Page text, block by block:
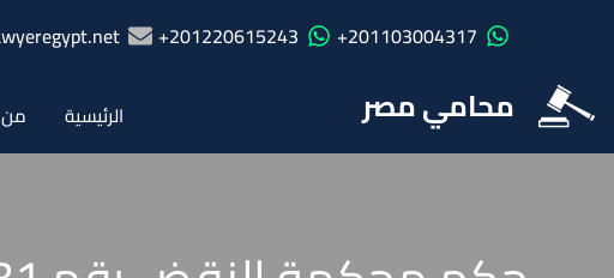
201103004317+
201220615243+
محامي مصر الرئيسية